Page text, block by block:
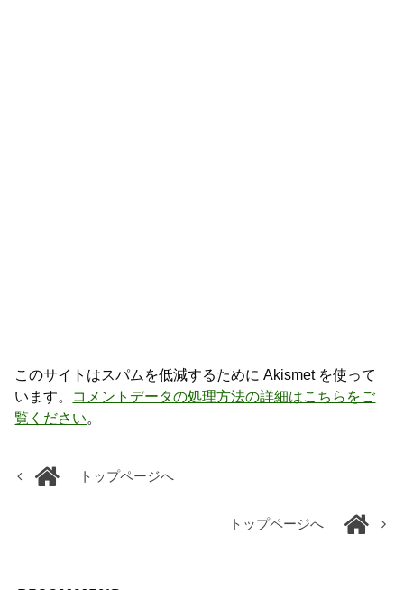
このサイトはスパムを低減するために Akismet を使って
います。 コメントデータの処理方法の詳細はこちらをご
覧ください。
トップページへ
トップページへ